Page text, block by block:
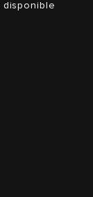
disponible